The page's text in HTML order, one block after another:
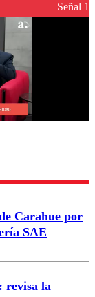
un
comentario
Señal 1
Carahue por
SAE
revisa la